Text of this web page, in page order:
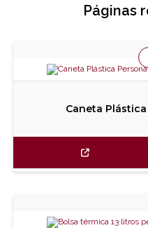
Páginas
Caneta